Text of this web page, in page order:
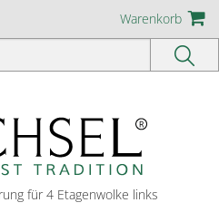
Warenkorb
für 4 Etagenwolke links